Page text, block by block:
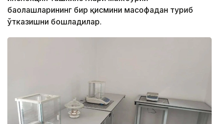
баҳолашларининг бир қисмини масофадан туриб
ўтказишни бошладилар.